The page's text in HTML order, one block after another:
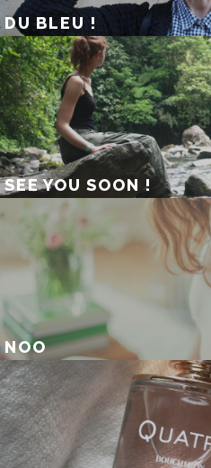
DU BLEU !
SEE YOU SOON !
NOO